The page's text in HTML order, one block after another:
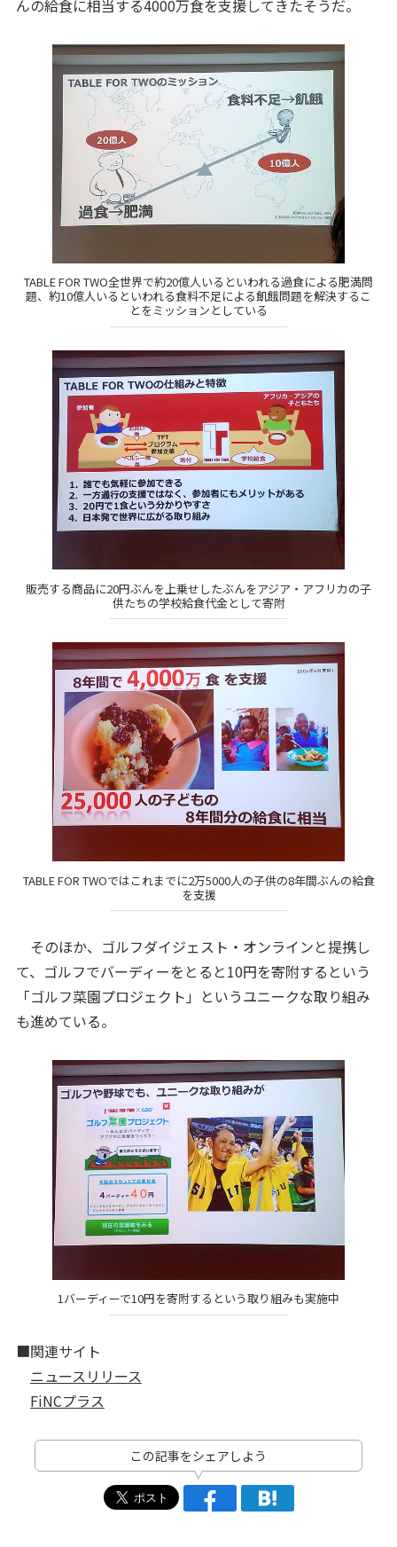
んの給食に相当する4000万食を支援してきたそうだ。
TABLE FOR TWO全世界で約20億人いるといわれる過食による肥満問
題、約10億人いるといわれる食料不足による飢餓問題を解決するこ
とをミッションとしている
販売する商品に20円ぶんを上乗せしたぶんをアジア・アフリカの子
供たちの学校給食代金として寄附
TABLE FOR TWOではこれまでに2万5000人の子供の8年間ぶんの給食
を支援
そのほか、ゴルフダイジェスト・オンラインと提携し
て、ゴルフでバーディーをとると10円を寄附するという
「ゴルフ菜園プロジェクト」というユニークな取り組み
も進めている。
1バーディーで10円を寄附するという取り組みも実施中
■関連サイト
ニュースリリース
FiNCプラス
この記事をシェアしよう